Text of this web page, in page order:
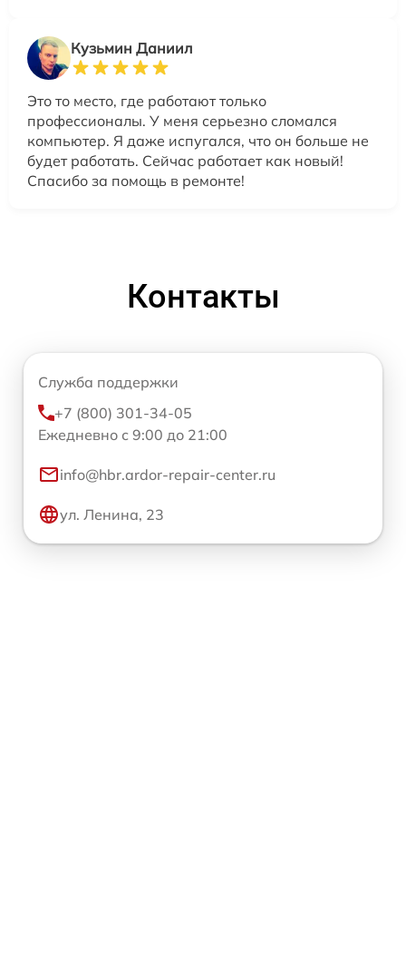
Кузьмин Даниил
Это то место, где работают только
профессионалы. У меня серьезно сломался
компьютер. Я даже испугался, что он больше не
будет работать. Сейчас работает как новый!
Спасибо за помощь в ремонте!
Контакты
Служба поддержки
+7 (800) 301-34-05
Ежедневно с 9:00 до 21:00
info@hbr.ardor-repair-center.ru
ул. Ленина, 23